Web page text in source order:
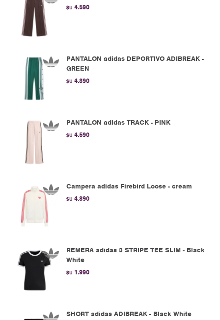
$U 4.590
PANTALON adidas DEPORTIVO ADIBREAK -
GREEN
$U 4.890
PANTALON adidas TRACK - PINK
$U 4.590
Campera adidas Firebird Loose - cream
$U 4.890
REMERA adidas 3 STRIPE TEE SLIM - Black
White
$U 1.990
SHORT adidas ADIBREAK - Black White